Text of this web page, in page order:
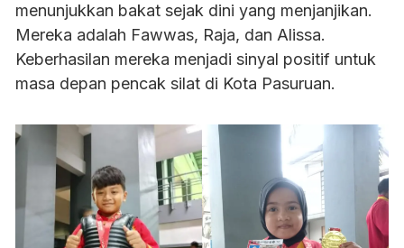
menunjukkan bakat sejak dini yang menjanjikan.
Mereka adalah Fawwas, Raja, dan Alissa.
Keberhasilan mereka menjadi sinyal positif untuk
masa depan pencak silat di Kota Pasuruan.